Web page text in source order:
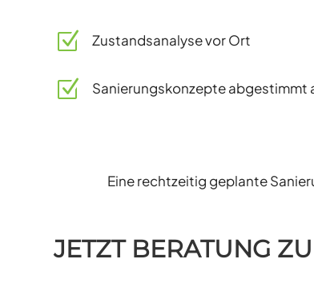
Z Zustandsanalyse vor Ort
Z Sanierungskonzepte abgestimmt
Eine rechtzeitig geplante
JETZT BERATUNG